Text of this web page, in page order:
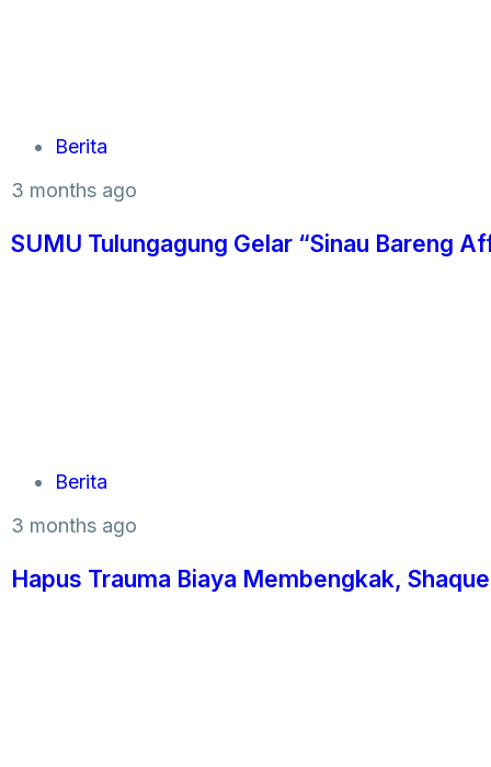
Berita
3 months ago
SUMU Tulungagung Gelar “Sinau Bareng
Berita
3 months ago
Hapus Trauma Biaya Membengkak,